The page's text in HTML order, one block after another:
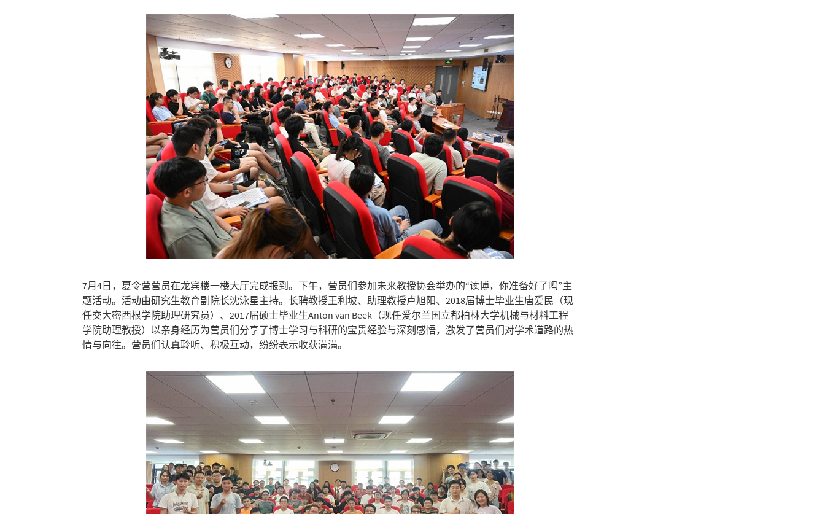
7月4日，夏令营营员在龙宾楼一楼大厅完成报到。下午，营员们参加未来教授协会举办的“读博，你准备好了吗”主
题活动。活动由研究生教育副院长沈泳星主持。长聘教授王利坡、助理教授卢旭阳、2018届博士毕业生唐爱民（现
任交大密西根学院助理研究员）、2017届硕士毕业生Anton van Beek（现任爱尔兰国立都柏林大学机械与材料工程
学院助理教授）以亲身经历为营员们分享了博士学习与科研的宝贵经验与深刻感悟，激发了营员们对学术道路的热
情与向往。营员们认真聆听、积极互动，纷纷表示收获满满。